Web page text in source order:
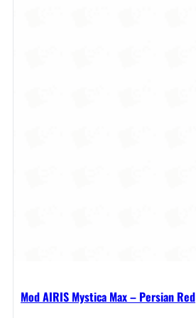
Mod AIRIS Mystica Max – Persian Red